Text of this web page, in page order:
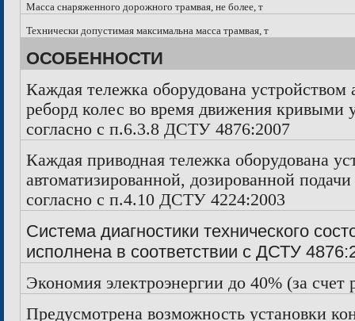
Масса снаряженного дорожного трамвая, не более, т
Технически допустимая максимальна масса трамвая, т
ОСОБЕННОСТИ
Каждая тележка оборудована устройством
реборд колес во время движения кривыми
согласно с п.6.3.8 ДСТУ 4876:2007
Каждая приводная тележка оборудована
автоматизированной, дозированной
согласно с п.4.10 ДСТУ 4224:2003
Система диагностики технического
исполнена в соответствии с ДСТУ
Экономия электроэнергии до 40% (за счет
Предусмотрена возможность установки